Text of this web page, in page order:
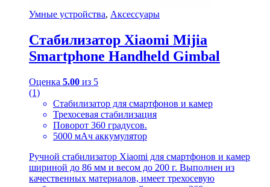
Умные устройства, Аксессуары
Стабилизатор Xiaomi Mijia
Smartphone Handheld Gimbal
Оценка 5.00 из 5
(1)
Стабилизатор для смартфонов и камер
Трехосевая стабилизация
Поворот 360 градусов.
5000 мАч аккумулятор
Ручной стабилизатор Xiaomi для смартфонов и камер
шириной до 86 мм и весом до 200 г. Выполнен из
качественных материалов, имеет трехосевую